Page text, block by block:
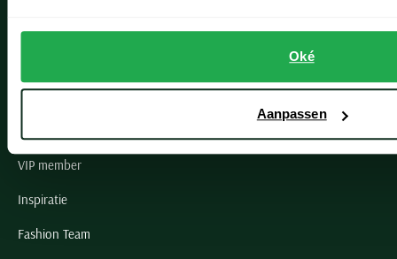
Oké
Aanpassen
Grote maten herenkleding
VIP member
Inspiratie
Fashion Team